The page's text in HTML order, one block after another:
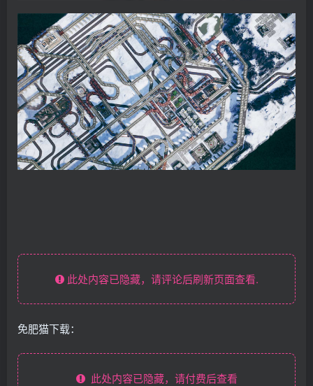
此处内容已隐藏，请评论后刷新页面查看.
免肥猫下载：
此处内容已隐藏，请付费后查看